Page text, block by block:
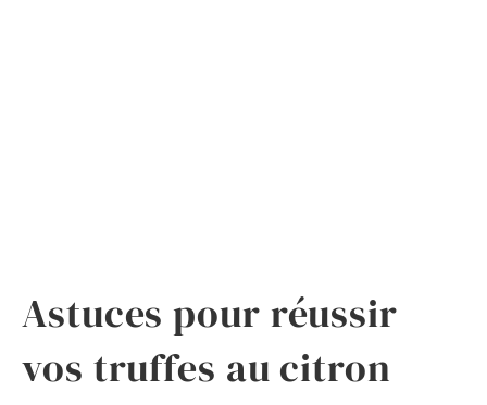
Astuces pour réussir
vos truffes au citron